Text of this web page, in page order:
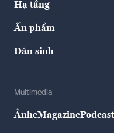
Hạ tầng
Ấn phẩm
Dân sinh
Multimedia
ẢnheMagazinePodcast